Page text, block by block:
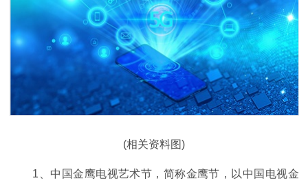
(相关资料图)
1、中国金鹰电视艺术节，简称金鹰节，以中国电视金